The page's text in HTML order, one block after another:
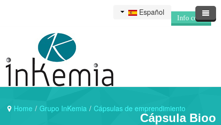
Info corp.
Español
Home / Grupo InKemia / Cápsulas de emprendimiento
Cápsula Bioo
Sobre Inkemia
Hechos relevantes
Noticias